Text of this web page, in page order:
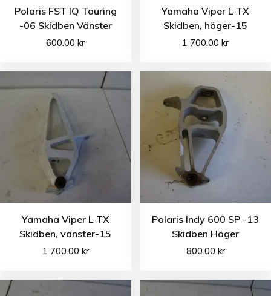
Polaris FST IQ Touring
-06 Skidben Vänster
600.00kr
Yamaha Viper L-TX
Skidben, höger-15
1 700.00kr
Yamaha Viper L-TX
Skidben, vänster-15
1 700.00 kr
Polaris Indy 600 SP -13
Skidben Höger
800.00 kr